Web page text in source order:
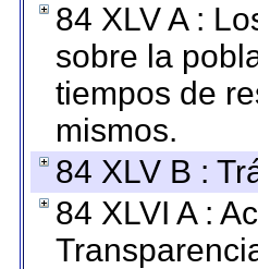
84 XLV A :
sobre la
tiempos de
mismos.
84 XLV B :
84 XLVI A :